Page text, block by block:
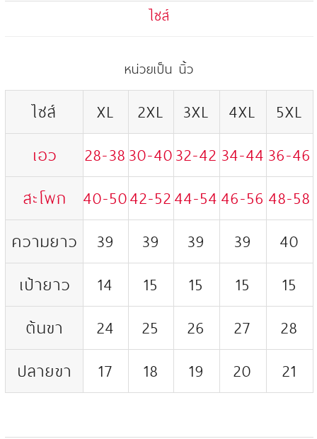
ไซส์
หน่วยเป็น นิ้ว
ไซส์ XL 2XL 3XL 4XL
5XL
เอว
28-3830-4032-42 34-44 36-46
สะโพก
40-5042-5244-5446-56 48-58
ความยาว
39 39 39 39
40
เป้ายาว
14 15 15 15
15
ต้นขา
24 25 26 27
28
ปลายขา
17 18 19 20 21